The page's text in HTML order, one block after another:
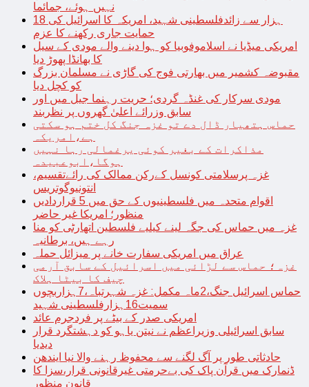
نہیں ہوئے، جمائما
18 ہزار سے زائدفلسطینی شہید، امریکہ کا اسرائیل کی
حمایت جاری رکھنے کا عزم
امریکی میڈیا نے اسلاموفوبیا کو ہوا دینے والے مودی کے سیل
کا بھانڈا پھوڑ دیا
مقبوضہ کشمیر میں بھارتی فوج کی گاڑی نے مسلمان بزرگ
کو کچل دیا
مودی سرکار کی غنڈہ گردی؛ حریت رہنما جیل میں اور
سابق وزرائے اعلیٰ گھروں پر نظربند
حماس ہتھیار ڈال دے تو غزہ جنگ کل ختم ہو سکتی
ہے،امریکہ
مذاکرات کے بغیر کوئی یرغمالی رہا نہیں
ہوگا،ابوعبیدہ
غزہ پرسلامتی کونسل کےرکن ممالک کی رائےتقسیم،
انتونیوگوتریس
اقوام متحدہ میں فلسطینیوں کے حق میں 5 قراردادیں
منظور؛ امریکا غیر حاضر
غزہ میں حماس کی جگہ لینے کیلیے فلسطین اتھارٹی کو منا
رہے ہیں، برطانیہ
عراق میں امریکی سفارت خانے پر میزائل حملہ
غزہ؛ حماس سے لڑائی میں اسرائیل کے سابق آرمی
چیف کا بیٹا ہلاک
حماس اسرائیل جنگ،2ماہ مکمل: غزہ شہرتباہ،7ہزاربچوں
سمیت16ہزارفلسطینی شہید
امریکی صدر کے بیٹے پر فردجرم عائد
سابق اسرائیلی وزیراعظم نے نیتن یاہو کو دہشتگرد قرار
دیدیا
حادثاتی طور پر آگ لگنے سے محفوظ رہنے والا نیا ایندھن
ڈنمارک میں قرآن پاک کی بےحرمتی غیرقانونی قرار،سزا کا
قانون منظور